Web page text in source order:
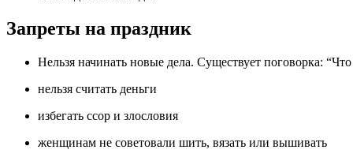
Запреты на праздник
Нельзя начинать новые дела. Существует поговорка:
нельзя считать деньги
избегать ссор и злословия
женщинам не советовали шить, вязать или вышивать